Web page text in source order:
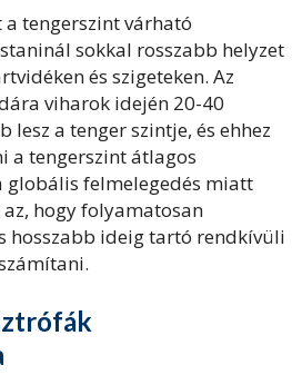
tengerszint várható
sokkal rosszabb helyzet
és szigeteken. Az
viharok idején 20-40
a tenger szintje, és ehhez
a tengerszint átlagos
globális felmelegedés miatt
az, hogy folyamatosan
hosszabb ideig tartó rendkívüli